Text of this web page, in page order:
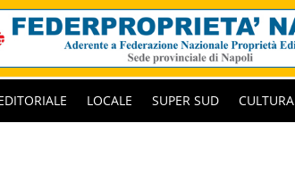
LOCALE SUPER SUD CULTURA